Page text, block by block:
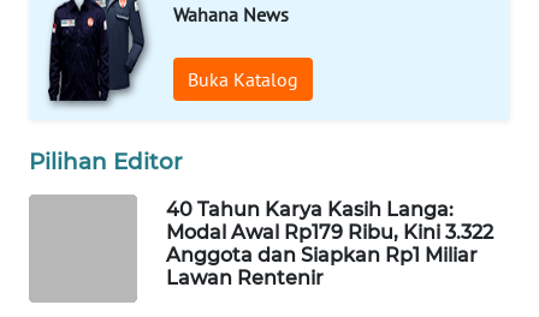
Wahana News
Buka Katalog
Pilihan Editor
40 Tahun Karya Kasih Langa:
Modal Awal Rp179 Ribu, Kini 3.322
Anggota dan Siapkan Rp1 Miliar
Lawan Rentenir
LPKKI
LKKI
KOPEKLIN